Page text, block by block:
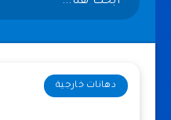
دهانات خارجية